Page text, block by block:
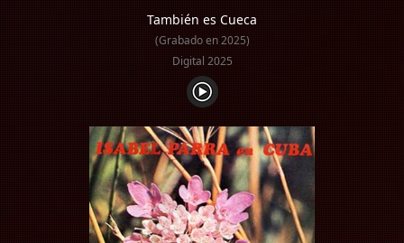
También es Cueca
(Grabado en 2025)
Digital 2025